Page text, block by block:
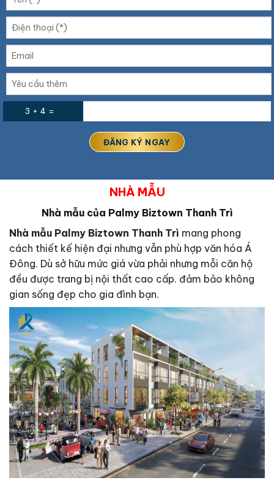
3 + 4 =
NHÀ MẪU
Nhà mẫu của Palmy Biztown Thanh Trì
Nhà mẫu Palmy Biztown Thanh Trì mang phong
cách thiết kế hiện đại nhưng vẫn phù hợp văn hóa Á
Đông. Dù sở hữu mức giá vừa phải nhưng mỗi căn hộ
đều được trang bị nội thất cao cấp. đảm bảo không
gian sống đẹp cho gia đình bạn.